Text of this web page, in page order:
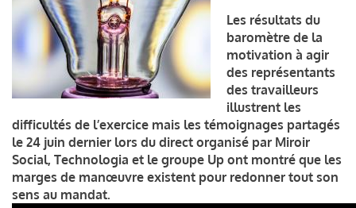
Les résultats du
baromètre de la
motivation à agir
des représentants
des travailleurs
illustrent les
difficultés de l’exercice mais les témoignages partagés
le 24 juin dernier lors du direct organisé par Miroir
Social, Technologia et le groupe Up ont montré que les
marges de manœuvre existent pour redonner tout son
sens au mandat.